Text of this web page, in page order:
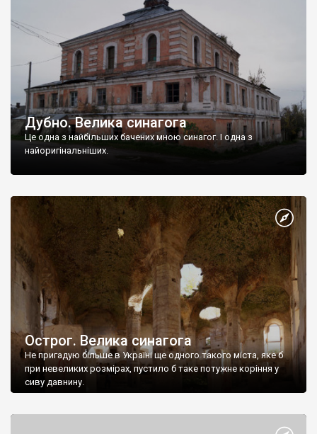
Дубно. Велика синагога
Це одна з найбільших бачених мною синагог. І одна з
найоригінальніших.
Острог. Велика синагога
Не пригадую більше в Україні ще одного такого міста, яке б
при невеликих розмірах, пустило б таке потужне коріння у
сиву давнину.